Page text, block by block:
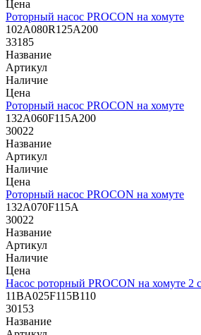
Цена
Роторный насос PROCON на хомуте
102A080R125A200
33185
Название
Артикул
Наличие
Цена
Роторный насос PROCON на хомуте
132A060F115A200
30022
Название
Артикул
Наличие
Цена
Роторный насос PROCON на хомуте
132A070F115A
30022
Название
Артикул
Наличие
Цена
Насос роторный PROCON на хомуте 2
11BA025F115B110
30153
Название